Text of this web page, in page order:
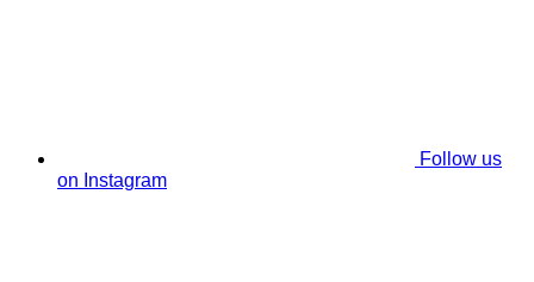
Follow us
on Instagram